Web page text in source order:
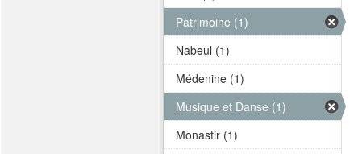
Patrimoine (1)
Nabeul (1)
Médenine (1)
Musique et Danse (1)
Monastir (1)